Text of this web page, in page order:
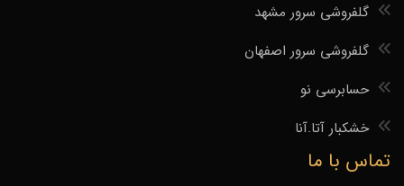
گلفروشی سرور مشهد
گلفروشی سرور اصفهان
حسابرسی نو
خشکبار آتا.آنا
تماس با ما